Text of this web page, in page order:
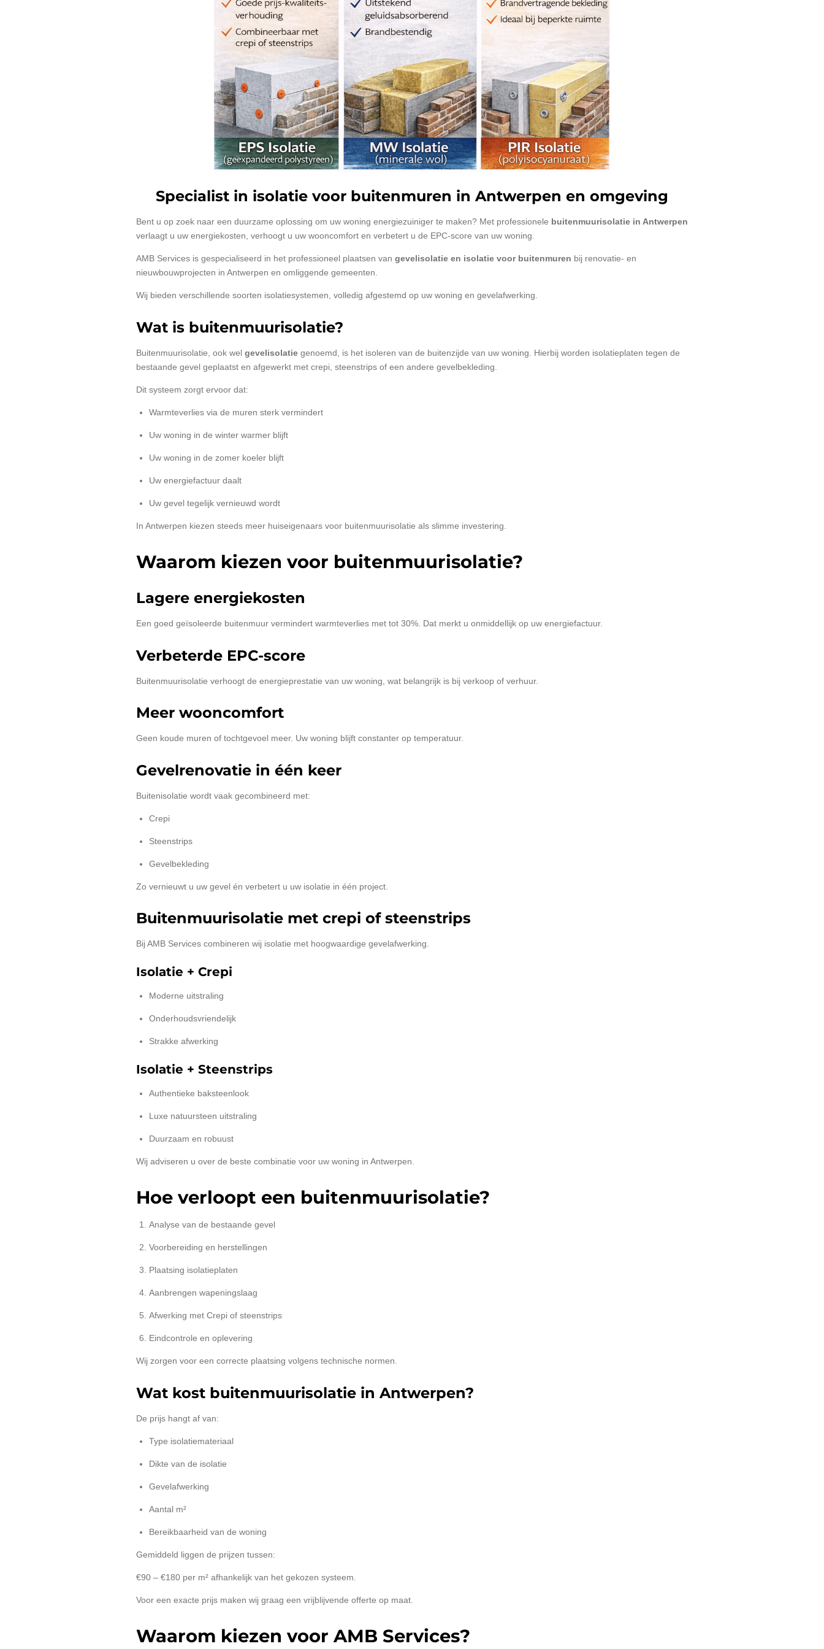
Specialist in isolatie voor buitenmuren in Antwerpen en omgeving
Bent u op zoek naar een duurzame oplossing om uw woning energiezuiniger te maken? Met professionele buitenmuurisolatie in Antwerpen
verlaagt u uw energiekosten, verhoogt u uw wooncomfort en verbetert u de EPC-score van uw woning.
AMB Services is gespecialiseerd in het professioneel plaatsen van gevelisolatie en isolatie voor buitenmuren bij renovatie- en
nieuwbouwprojecten in Antwerpen en omliggende gemeenten.
Wij bieden verschillende soorten isolatiesystemen, volledig afgestemd op uw woning en gevelafwerking.
Wat is buitenmuurisolatie?
Buitenmuurisolatie, ook wel gevelisolatie genoemd, is het isoleren van de buitenzijde van uw woning. Hierbij worden isolatieplaten tegen de
bestaande gevel geplaatst en afgewerkt met crepi, steenstrips of een andere gevelbekleding.
Dit systeem zorgt ervoor dat:
Warmteverlies via de muren sterk vermindert
Uw woning in de winter warmer blijft
Uw woning in de zomer koeler blijft
Uw energiefactuur daalt
Uw gevel tegelijk vernieuwd wordt
In Antwerpen kiezen steeds meer huiseigenaars voor buitenmuurisolatie als slimme investering.
Waarom kiezen voor buitenmuurisolatie?
Lagere energiekosten
Een goed geïsoleerde buitenmuur vermindert warmteverlies met tot 30%. Dat merkt u onmiddellijk op uw energiefactuur.
Verbeterde EPC-score
Buitenmuurisolatie verhoogt de energieprestatie van uw woning, wat belangrijk is bij verkoop of verhuur.
Meer wooncomfort
Geen koude muren of tochtgevoel meer. Uw woning blijft constanter op temperatuur.
Gevelrenovatie in één keer
Buitenisolatie wordt vaak gecombineerd met:
Crepi
Steenstrips
Gevelbekleding
Zo vernieuwt u uw gevel én verbetert u uw isolatie in één project.
Buitenmuurisolatie met crepi of steenstrips
Bij AMB Services combineren wij isolatie met hoogwaardige gevelafwerking.
Isolatie + Crepi
Moderne uitstraling
Onderhoudsvriendelijk
Strakke afwerking
Isolatie + Steenstrips
Authentieke baksteenlook
Luxe natuursteen uitstraling
Duurzaam en robuust
Wij adviseren u over de beste combinatie voor uw woning in Antwerpen.
Hoe verloopt een buitenmuurisolatie?
Analyse van de bestaande gevel
Voorbereiding en herstellingen
Plaatsing isolatieplaten
Aanbrengen wapeningslaag
Afwerking met Crepi of steenstrips
Eindcontrole en oplevering
Wij zorgen voor een correcte plaatsing volgens technische normen.
Wat kost buitenmuurisolatie in Antwerpen?
De prijs hangt af van:
Type isolatiemateriaal
Dikte van de isolatie
Gevelafwerking
Aantal m²
Bereikbaarheid van de woning
Gemiddeld liggen de prijzen tussen:
€90 – €180 per m² afhankelijk van het gekozen systeem.
Voor een exacte prijs maken wij graag een vrijblijvende offerte op maat.
Waarom kiezen voor AMB Services?